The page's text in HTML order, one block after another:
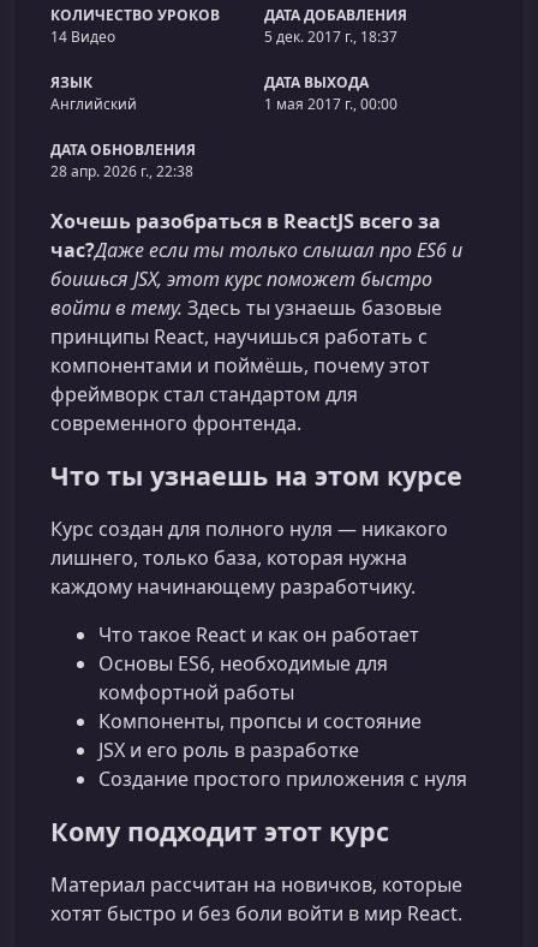
КОЛИЧЕСТВО УРОКОВ
14 Видео
ДАТА ДОБАВЛЕНИЯ
5 дек. 2017 г., 18:37
ЯЗЫК
Английский
ДАТА ВЫХОДА
1 мая 2017 г., 00:00
ДАТА ОБНОВЛЕНИЯ
28 апр. 2026 г., 22:38
Хочешь разобраться в ReactJS всего за
час?Даже если ты только слышал про ES6 и
боишься JSX, этот курс поможет быстро
войти в тему. Здесь ты узнаешь базовые
принципы React, научишься работать с
компонентами и поймёшь, почему этот
фреймворк стал стандартом для
современного фронтенда.
Что ты узнаешь на этом курсе
Курс создан для полного нуля — никакого
лишнего, только база, которая нужна
каждому начинающему разработчику.
Что такое React и как он работает
Основы ES6, необходимые для
комфортной работы
Компоненты, пропсы и состояние
JSX и его роль в разработке
Создание простого приложения с нуля
Кому подходит этот курс
Материал рассчитан на новичков, которые
хотят быстро и без боли войти в мир React.